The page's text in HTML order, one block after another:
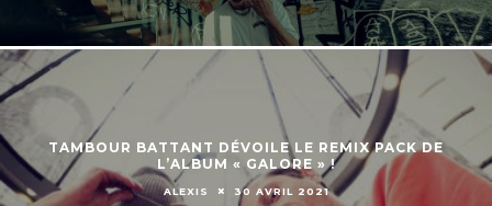
TAMBOUR BATTANT DÉVOILE LE REMIX PACK DE
L’ALBUM « GALORE » !
ALEXIS 30 AVRIL 2021